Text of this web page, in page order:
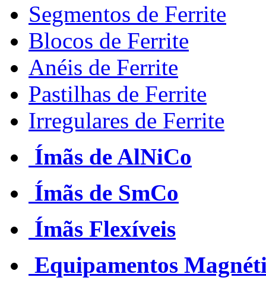
Segmentos de Ferrite
Blocos de Ferrite
Anéis de Ferrite
Pastilhas de Ferrite
Irregulares de Ferrite
Ímãs de AlNiCo
Ímãs de SmCo
Ímãs Flexíveis
Equipamentos